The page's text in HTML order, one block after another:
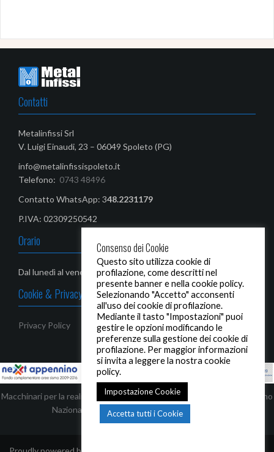
Contatti
Metalinfissi Srl
V. Luigi Einaudi, 23 – 06049 Spoleto (PG)
info@metalinfissispoleto.it
Telefono: 0743 48496
Contatto WhatsApp: 348.2231179‬
P.IVA: 02309250542
Orario
Dal lunedì al venerdì: 08,00-13,00 / 14,30 - 19,00
Cookie & Privacy Policy
Privacy Policy
Macchinari per la realizzazione di infissi ed automezzi, finanziati dal Piano
Nazionale Complementare - Next Appennino
Consenso dei Cookie
Questo sito utilizza cookie di
profilazione, come descritti nel
presente banner e nella cookie policy.
Selezionando "Accetto" acconsenti
all'uso dei cookie di profilazione.
Mediante il tasto "Impostazioni" puoi
gestire le opzioni modificando le
preferenze sulla gestione dei cookie di
profilazione. Per maggior informazioni
si invita a leggere la nostra cookie
policy.
Impostazione Cookie
Accetta tutti i Cookie